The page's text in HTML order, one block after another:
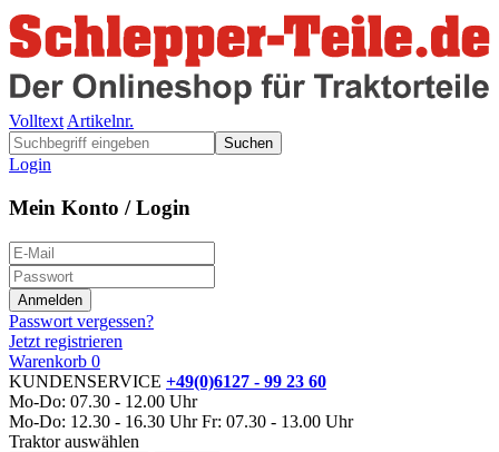
Volltext Artikelnr.
Suchen
Login
Mein Konto / Login
Passwort vergessen?
Jetzt registrieren
Warenkorb 0
KUNDENSERVICE +49(0)6127 - 99 23 60
Mo-Do: 07.30 - 12.00 Uhr
Mo-Do: 12.30 - 16.30 Uhr Fr: 07.30 - 13.00 Uhr
Traktor auswählen